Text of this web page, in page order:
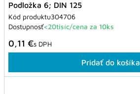
Podložka 6; DIN 125
Kód produktu304706
Dostupnosť<20tisíc/cena za 10ks
0,11 €s DPH
Pridať do košíka